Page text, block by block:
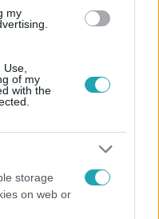
my
of my
with the
storage
on web or